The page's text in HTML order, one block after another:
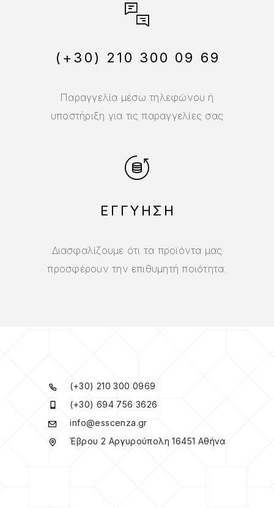
(+30) 210 300 09 69
Παραγγελία μέσω τηλεφώνου ή
υποστήριξη για τις παραγγελίες σας
ΕΓΓΥΗΣΗ
Διασφαλίζουμε ότι τα προϊόντα μας
προσφέρουν την επιθυμητή ποιότητα.
(+30) 210 300 0969
(+30) 694 756 3626
info@esscenza.gr
Έβρου 2 Αργυρούπολη 16451 Αθήνα